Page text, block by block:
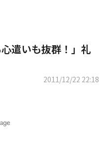
遣いも抜群！」礼
2011/12/22 22:18